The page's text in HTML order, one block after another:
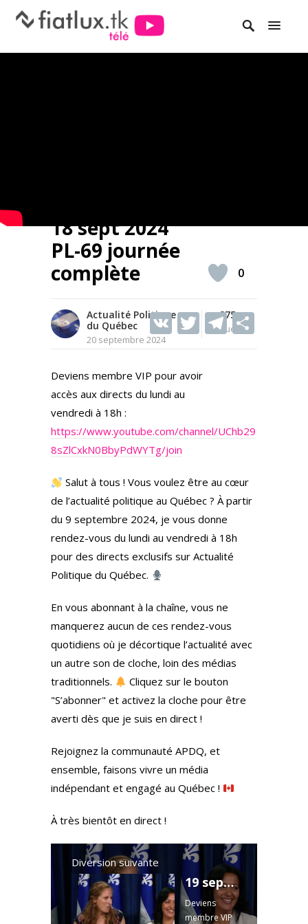
18 sept 2024
PL-69 journée
complète
Actualité Politique
du Québec
20 septembre 2024
275
Vues
V T
itt
er
T
m
0
Deviens membre VIP pour avoir
accès aux directs du lundi au
vendredi à 18h :
https://www.youtube.com/channel/UChb29
8sZlCxkN0BbyPdWYTg/join
Salut à tous ! Vous voulez être au cœur
de l’actualité politique au Québec ? À partir
du 9 septembre 2024, je vous donne
rendez-vous du lundi au vendredi à 18h
pour des directs exclusifs sur Actualité
Politique du Québec.
En vous abonnant à la chaîne, vous ne
manquerez aucun de ces rendez-vous
quotidiens où je décortique l’actualité avec
un autre son de cloche, loin des médias
traditionnels.
Cliquez sur le bouton
"S’abonner" et activez la cloche pour être
averti dès que je suis en direct !
Rejoignez la communauté APDQ, et
ensemble, faisons vivre un média
indépendant et engagé au Québec !
À très bientôt en direct !
Diversion suivante
19 sept 2024 Point de presse du QS avec Labrie et Ghazal
Deviens
membre VIP